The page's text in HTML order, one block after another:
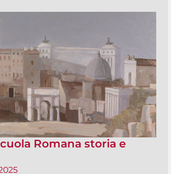
Romana storia e